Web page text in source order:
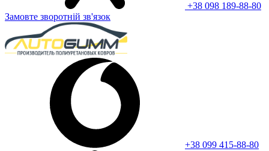
+38 098 189-88-80
Замовте зворотній зв'язок
+38 099 415-88-80